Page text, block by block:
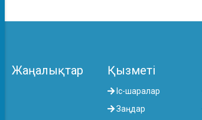
Жаңалықтар Қызметі
Іс-шаралар
Заңдар